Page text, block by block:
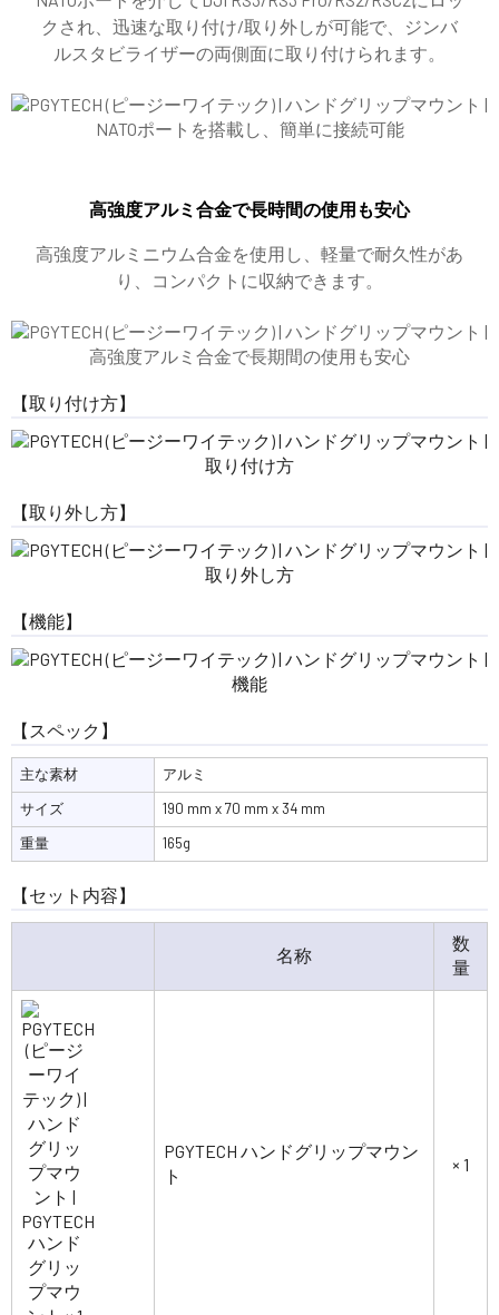
クされ、迅速な取り付け/取り外しが可能で、ジンバ
ルスタビライザーの両側面に取り付けられます。
高強度アルミ合金で長時間の使用も安心
高強度アルミニウム合金を使用し、軽量で耐久性があ
り、コンパクトに収納できます。
【取り付け方】
【取り外し方】
【機能】
【スペック】
主な素材
アルミ
サイズ
190 mm x 70 mm x 34 mm
重量
165g
【セット内容】
名称
数
量
PGYTECH ハンドグリップマウン
ト
× 1